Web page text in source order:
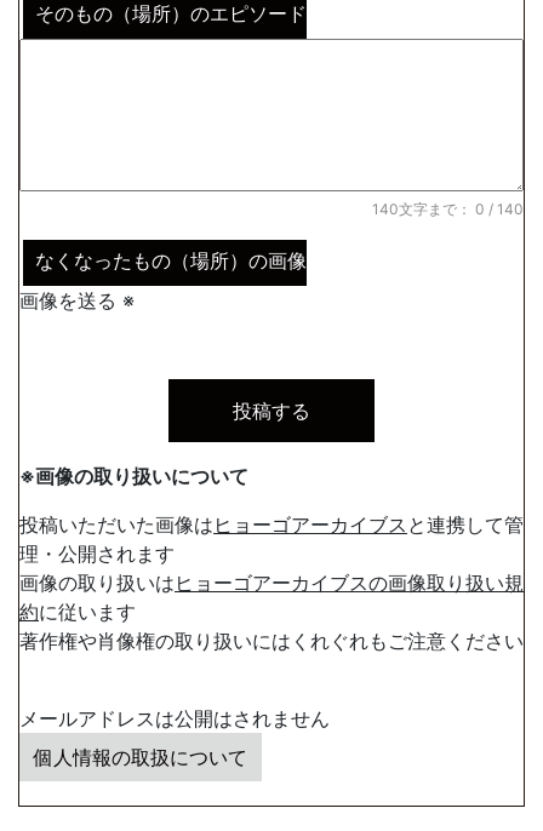
そのもの（場所）のエピソード
140文字まで： 0 / 140
なくなったもの（場所）の画像
画像を送る ※
※画像の取り扱いについて
投稿いただいた画像は ヒョーゴアーカイブス と連携して管
理・公開されます
画像の取り扱いは ヒョーゴアーカイブスの画像取り扱い規
約に従います
著作権や肖像権の取り扱いにはくれぐれもご注意ください
メールアドレスは公開はされません
個人情報の取扱について